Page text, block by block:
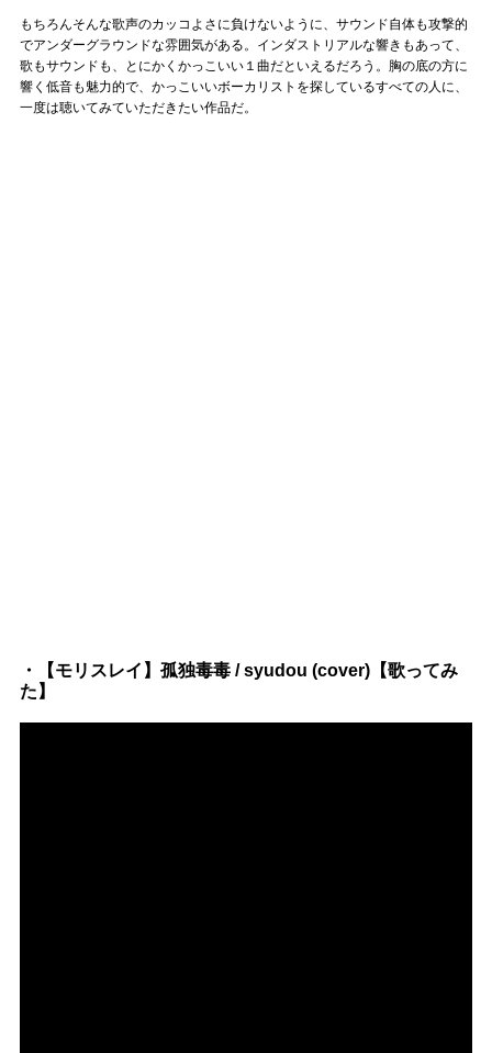
もちろんそんな歌声のカッコよさに負けないように、サウンド自体も攻撃的
でアンダーグラウンドな雰囲気がある。インダストリアルな響きもあって、
歌もサウンドも、とにかくかっこいい１曲だといえるだろう。胸の底の方に
響く低音も魅力的で、かっこいいボーカリストを探しているすべての人に、
一度は聴いてみていただきたい作品だ。
・【モリスレイ】孤独毒毒 / syudou (cover)【歌ってみ
た】